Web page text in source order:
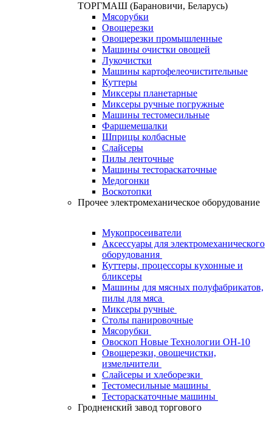
ТОРГМАШ (Барановичи, Беларусь)
Мясорубки
Овощерезки
Овощерезки промышленные
Машины очистки овощей
Лукочистки
Машины картофелеочистительные
Куттеры
Миксеры планетарные
Миксеры ручные погружные
Машины тестомесильные
Фаршемешалки
Шприцы колбасные
Слайсеры
Пилы ленточные
Машины тестораскаточные
Медогонки
Воскотопки
Прочее электромеханическое оборудование
Мукопросеиватели
Аксессуары для электромеханического
оборудования
Куттеры, процессоры кухонные и
бликсеры
Машины для мясных полуфабрикатов,
пилы для мяса
Миксеры ручные
Столы панировочные
Мясорубки
Овоскоп Новые Технологии ОН-10
Овощерезки, овощечистки,
измельчители
Слайсеры и хлеборезки
Тестомесильные машины
Тестораскаточные машины
Гродненский завод торгового